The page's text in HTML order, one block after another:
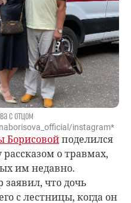
с отцом
instagram*
Борисовойподелился
о травмах,
им недавно.
заявил, что дочь
с лестницы, когда он